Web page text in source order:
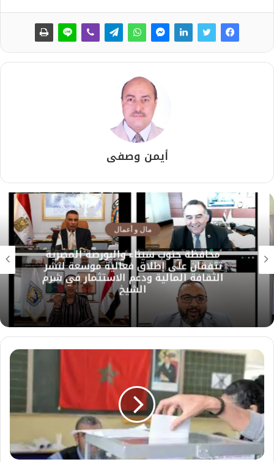
أيمن وصفى
مال و أعمال
محافظة جنوب سيناء والبورصة المصرية
تتفقان على إطلاق فعالية موسعة لنشر
الثقافة المالية ودعم الاستثمار في شرم
الشيخ